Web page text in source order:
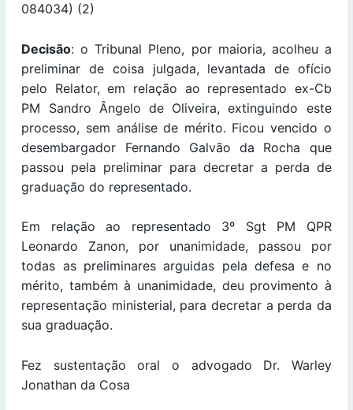
084034) (2)
Decisão: o Tribunal Pleno, por maioria, acolheu a
preliminar de coisa julgada, levantada de ofício
pelo Relator, em relação ao representado ex-Cb
PM Sandro Ângelo de Oliveira, extinguindo este
processo, sem análise de mérito. Ficou vencido o
desembargador Fernando Galvão da Rocha que
passou pela preliminar para decretar a perda de
graduação do representado.
Em relação ao representado 3º Sgt PM QPR
Leonardo Zanon, por unanimidade, passou por
todas as preliminares arguidas pela defesa e no
mérito, também à unanimidade, deu provimento à
representação ministerial, para decretar a perda da
sua graduação.
Fez sustentação oral o advogado Dr. Warley
Jonathan da Cosa